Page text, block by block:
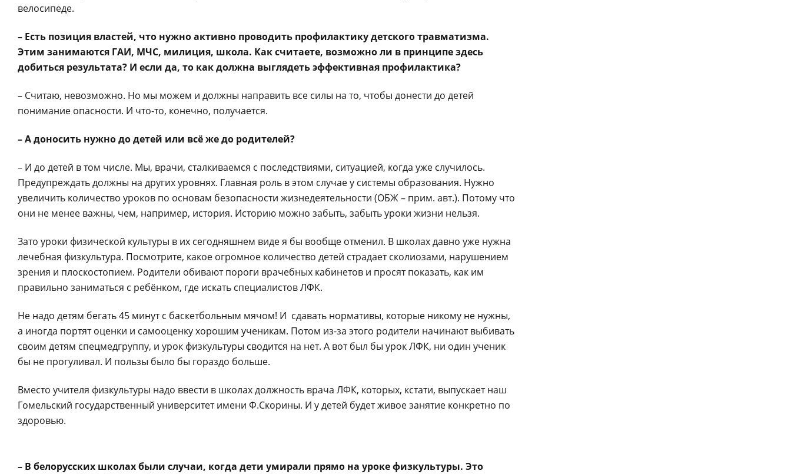
велосипеде.
– Есть позиция властей, что нужно активно проводить профилактику детского травматизма.
Этим занимаются ГАИ, МЧС, милиция, школа. Как считаете, возможно ли в принципе здесь
добиться результата? И если да, то как должна выглядеть эффективная профилактика?
– Считаю, невозможно. Но мы можем и должны направить все силы на то, чтобы донести до детей
понимание опасности. И что-то, конечно, получается.
– А доносить нужно до детей или всё же до родителей?
– И до детей в том числе. Мы, врачи, сталкиваемся с последствиями, ситуацией, когда уже случилось.
Предупреждать должны на других уровнях. Главная роль в этом случае у системы образования. Нужно
увеличить количество уроков по основам безопасности жизнедеятельности (ОБЖ – прим. авт.). Потому что
они не менее важны, чем, например, история. Историю можно забыть, забыть уроки жизни нельзя.
Зато уроки физической культуры в их сегодняшнем виде я бы вообще отменил. В школах давно уже нужна
лечебная физкультура. Посмотрите, какое огромное количество детей страдает сколиозами, нарушением
зрения и плоскостопием. Родители обивают пороги врачебных кабинетов и просят показать, как им
правильно заниматься с ребёнком, где искать специалистов ЛФК.
Не надо детям бегать 45 минут с баскетбольным мячом! И сдавать нормативы, которые никому не нужны,
а иногда портят оценки и самооценку хорошим ученикам. Потом из-за этого родители начинают выбивать
своим детям спецмедгруппу, и урок физкультуры сводится на нет. А вот был бы урок ЛФК, ни один ученик
бы не прогуливал. И пользы было бы гораздо больше.
Вместо учителя физкультуры надо ввести в школах должность врача ЛФК, которых, кстати, выпускает наш
Гомельский государственный университет имени Ф.Скорины. И у детей будет живое занятие конкретно по
здоровью.
– В белорусских школах были случаи, когда дети умирали прямо на уроке физкультуры. Это